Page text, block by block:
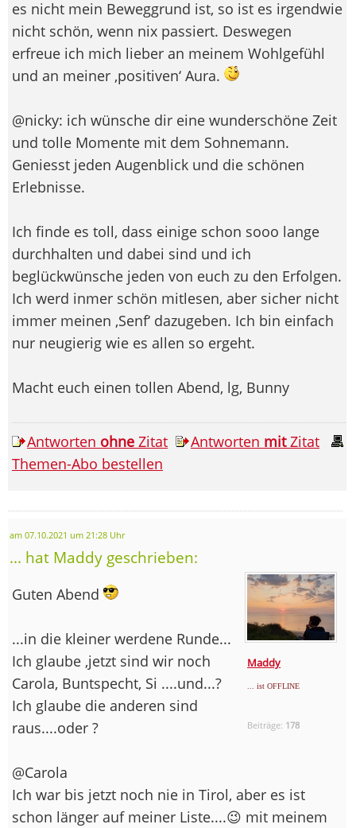
es nicht mein Beweggrund ist, so ist es irgendwie
nicht schön, wenn nix passiert. Deswegen
erfreue ich mich lieber an meinem Wohlgefühl
und an meiner ‚positiven‘ Aura.
@nicky: ich wünsche dir eine wunderschöne Zeit
und tolle Momente mit dem Sohnemann.
Geniesst jeden Augenblick und die schönen
Erlebnisse.
Ich finde es toll, dass einige schon sooo lange
durchhalten und dabei sind und ich
beglückwünsche jeden von euch zu den Erfolgen.
Ich werd inmer schön mitlesen, aber sicher nicht
immer meinen ‚Senf‘ dazugeben. Ich bin einfach
nur neugierig wie es allen so ergeht.
Macht euch einen tollen Abend, lg, Bunny
Antworten ohne Zitat Antworten mitZitat
Themen-Abo bestellen
am 07.10.2021 um 21:28 Uhr
... hat Maddy geschrieben:
Maddy
... ist OFFLINE
Beiträge: 178
Guten Abend
...in die kleiner werdene Runde...
Ich glaube ,jetzt sind wir noch
Carola, Buntspecht, Si ....und...?
Ich glaube die anderen sind
raus....oder ?
@Carola
Ich war bis jetzt noch nie in Tirol, aber es ist
schon länger auf meiner Liste....😉 mit meinem